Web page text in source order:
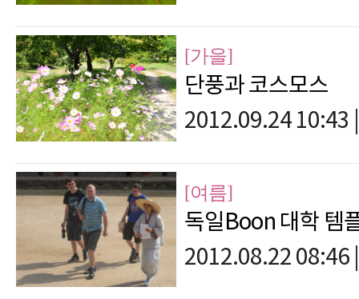
[가을]
단풍과 코스모스
2012.09.24 10:43
[여름]
독일Boon 대학 템
2012.08.22 08:46